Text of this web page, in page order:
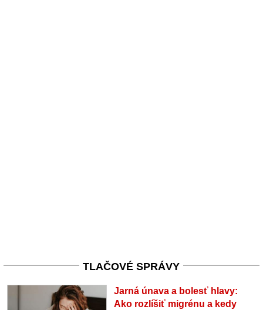
TLAČOVÉ SPRÁVY
Jarná únava a bolesť hlavy:
Ako rozlíšiť migrénu a kedy